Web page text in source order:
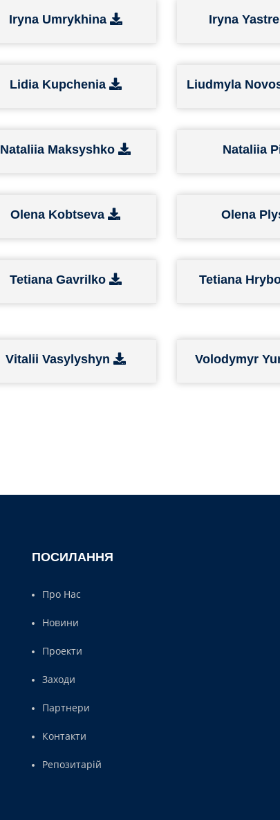
Iryna Umrykhina Iryna
Lidia Kupchenia Liudmyla
Nataliia Maksyshko Nataliia
Olena Kobtseva Olena
Tetiana Gavrilko Tetiana
Vitalii Vasylyshyn Volodymyr
ПОСИЛАННЯ
Про Нас
Новини
Проекти
Заходи
Партнери
Контакти
Репозитарій